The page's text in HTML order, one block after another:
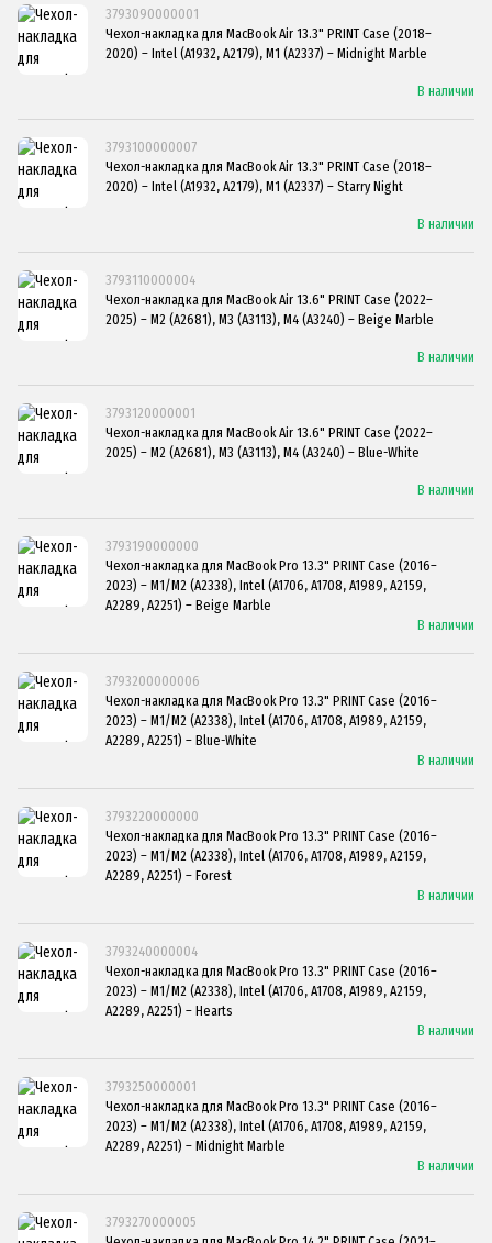
3793090000001
Чехол-накладка для MacBook Air 13.3" PRINT Case (2018–
2020) – Intel (A1932, A2179), M1 (A2337) – Midnight Marble
В наличии
3793100000007
Чехол-накладка для MacBook Air 13.3" PRINT Case (2018–
2020) – Intel (A1932, A2179), M1 (A2337) – Starry Night
В наличии
3793110000004
Чехол-накладка для MacBook Air 13.6" PRINT Case (2022–
2025) – M2 (A2681), M3 (A3113), M4 (A3240) – Beige Marble
В наличии
3793120000001
Чехол-накладка для MacBook Air 13.6" PRINT Case (2022–
2025) – M2 (A2681), M3 (A3113), M4 (A3240) – Blue-White
В наличии
3793190000000
Чехол-накладка для MacBook Pro 13.3" PRINT Case (2016–
2023) – M1/M2 (A2338), Intel (A1706, A1708, A1989, A2159,
A2289, A2251) – Beige Marble
В наличии
3793200000006
Чехол-накладка для MacBook Pro 13.3" PRINT Case (2016–
2023) – M1/M2 (A2338), Intel (A1706, A1708, A1989, A2159,
A2289, A2251) – Blue-White
В наличии
3793220000000
Чехол-накладка для MacBook Pro 13.3" PRINT Case (2016–
2023) – M1/M2 (A2338), Intel (A1706, A1708, A1989, A2159,
A2289, A2251) – Forest
В наличии
3793240000004
Чехол-накладка для MacBook Pro 13.3" PRINT Case (2016–
2023) – M1/M2 (A2338), Intel (A1706, A1708, A1989, A2159,
A2289, A2251) – Hearts
В наличии
3793250000001
Чехол-накладка для MacBook Pro 13.3" PRINT Case (2016–
2023) – M1/M2 (A2338), Intel (A1706, A1708, A1989, A2159,
A2289, A2251) – Midnight Marble
В наличии
3793270000005